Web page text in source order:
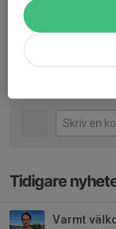
Dela nyhet
Tidigare
Varmt